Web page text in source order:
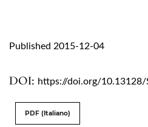
DOI: https://doi.org/10.13128/
Published 2015-12-04
PDF (Italiano)